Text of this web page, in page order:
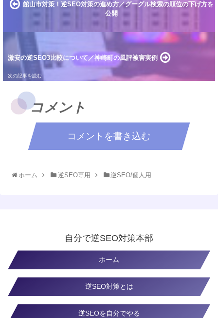
館山市対策！逆SEO対策の進め方／グーグル検索の順位の下げ方を
公開
激安の逆SEO3比較について／神崎町の風評被害実例
コメント
コメントを書き込む
ホーム 逆SEO専用 逆SEO/個人用
自分で逆SEO対策本部
ホーム
逆SEO対策とは
逆SEOを自分でやる